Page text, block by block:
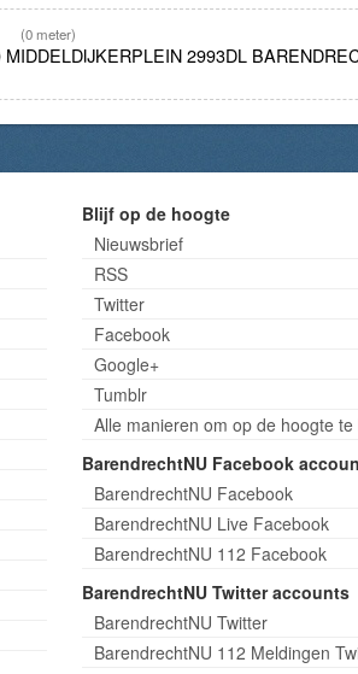
(0 meter)
2993DL
Blijf op de hoogte
Nieuwsbrief
RSS
Twitter
Facebook
Google+
Tumblr
Alle manieren om op de hoogte te
BarendrechtNU Facebook
BarendrechtNU Facebook
BarendrechtNU Live Facebook
BarendrechtNU 112 Facebook
BarendrechtNU Twitter accounts
BarendrechtNU Twitter
BarendrechtNU 112 Meldingen